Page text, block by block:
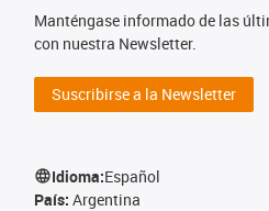
Manténgase informado de las
con nuestra Newsletter.
Suscribirse a la Newsletter
Idioma:Español
País: Argentina